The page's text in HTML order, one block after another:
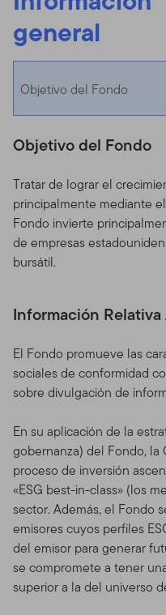
general
Objetivo del Fondo
Objetivo del Fondo
Tratar de lograr el
principalmente mediante
Fondo invierte
de empresas
bursátil.
Información
El Fondo promueve las
sociales de conformidad
sobre divulgación de
En su aplicación de la
gobernanza) del Fondo, la
proceso de inversión
«ESG best-in-class» (los
sector. Además, el Fondo
emisores cuyos perfiles
del emisor para generar
se compromete a tener
superior a la del universo